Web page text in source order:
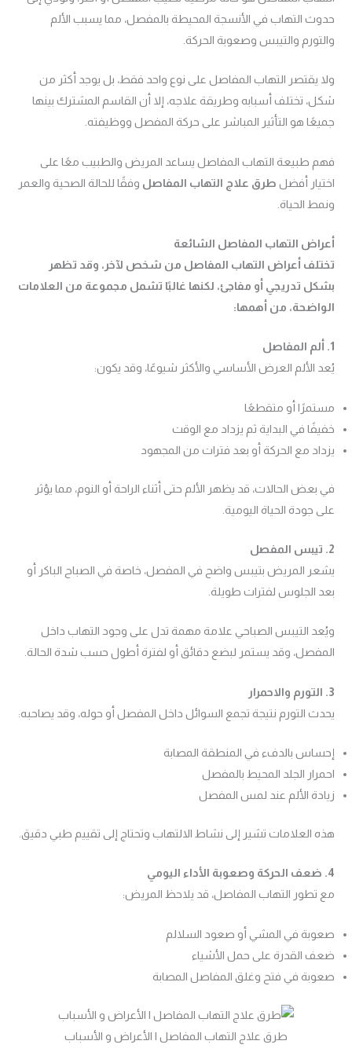
حدوث التهاب في الأنسجة المحيطة بالمفصل، مما يسبب الألم
والتورم والتيبس وصعوبة الحركة.
ولا يقتصر التهاب المفاصل على نوع واحد فقط، بل يوجد أكثر من
شكل، تختلف أسبابه وطريقة علاجه، إلا أن القاسم المشترك بينها
جميعًا هو التأثير المباشر على حركة المفصل ووظيفته.
فهم طبيعة التهاب المفاصل يساعد المريض والطبيب معًا على
اختيار أفضل طرق علاج التهاب المفاصل وفقًا للحالة الصحية والعمر
ونمط الحياة.
أعراض التهاب المفاصل الشائعة
تختلف أعراض التهاب المفاصل من شخص لآخر، وقد تظهر
بشكل تدريجي أو مفاجئ، لكنها غالبًا تشمل مجموعة من العلامات
الواضحة، من أهمها:
1. ألم المفاصل
يُعد الألم العرض الأساسي والأكثر شيوعًا، وقد يكون:
مستمرًا أو متقطعًا
خفيفًا في البداية ثم يزداد مع الوقت
يزداد مع الحركة أو بعد فترات من المجهود
في بعض الحالات، قد يظهر الألم حتى أثناء الراحة أو النوم، مما يؤثر
على جودة الحياة اليومية.
2. تيبس المفصل
يشعر المريض بتيبس واضح في المفصل، خاصة في الصباح الباكر أو
بعد الجلوس لفترات طويلة.
ويُعد التيبس الصباحي علامة مهمة تدل على وجود التهاب داخل
المفصل، وقد يستمر لبضع دقائق أو لفترة أطول حسب شدة الحالة.
3. التورم والاحمرار
يحدث التورم نتيجة تجمع السوائل داخل المفصل أو حوله، وقد يصاحبه:
إحساس بالدفء في المنطقة المصابة
احمرار الجلد المحيط بالمفصل
زيادة الألم عند لمس المفصل
هذه العلامات تشير إلى نشاط الالتهاب وتحتاج إلى تقييم طبي دقيق.
4. ضعف الحركة وصعوبة الأداء اليومي
مع تطور التهاب المفاصل، قد يلاحظ المريض:
صعوبة في المشي أو صعود السلالم
ضعف القدرة على حمل الأشياء
صعوبة في فتح وغلق المفاصل المصابة
طرق علاج التهاب المفاصل | الأعراض و الأسباب